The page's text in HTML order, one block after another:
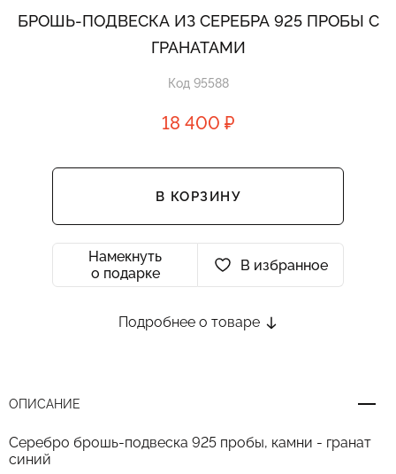
БРОШЬ-ПОДВЕСКА ИЗ СЕРЕБРА 925 ПРОБЫ С
ГРАНАТАМИ
Код 95588
18 400 ₽
В КОРЗИНУ
Намекнуть
о подарке
В избранное
Подробнее о товаре
ОПИСАНИЕ
Серебро брошь-подвеска 925 пробы, камни - гранат
синий